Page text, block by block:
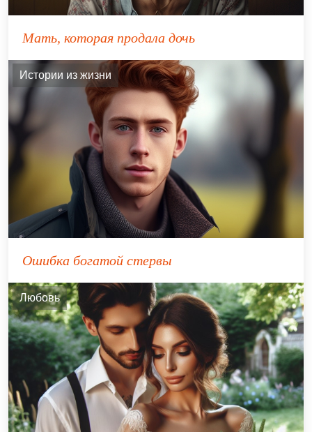
Мать, которая продала дочь
Истории из жизни
Ошибка богатой стервы
Любовь